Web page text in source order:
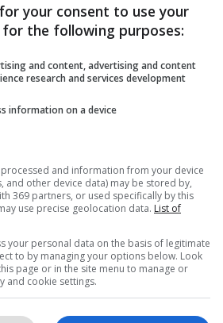
your consent to use your
the following purposes:
and content, advertising and content
research and services development
information on a device
and information from your device
and other device data) may be stored by,
369 partners, or used specifically by this
use precise geolocation data. List of
your personal data on the basis of legitimate
to by managing your options below. Look
page or in the site menu to manage or
and cookie settings.